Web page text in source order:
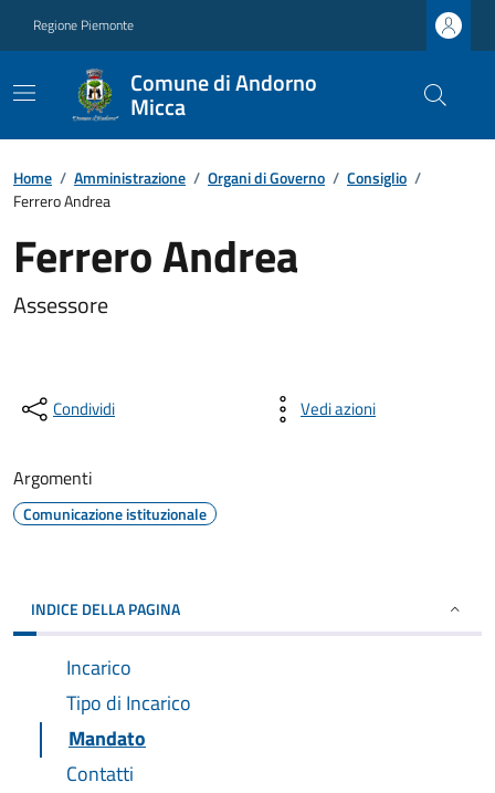
Regione Piemonte
Comune di Andorno
Micca
Home / Amministrazione / Organi di Governo / Consiglio /
Ferrero Andrea
Ferrero Andrea
Assessore
Condividi Vedi azioni
Argomenti
Comunicazione istituzionale
INDICE DELLA PAGINA
Incarico
Tipo di Incarico
Mandato
Contatti